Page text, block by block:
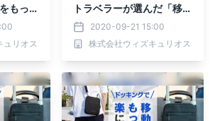
もっと
Maku
付
ュリオス
トラベラーが選んだ「移動
をもっと楽にする」バッグ
がMakuakeにて先行予約
受付中！！
2020-09-21 15:00
株式会社ウィズキュリオス